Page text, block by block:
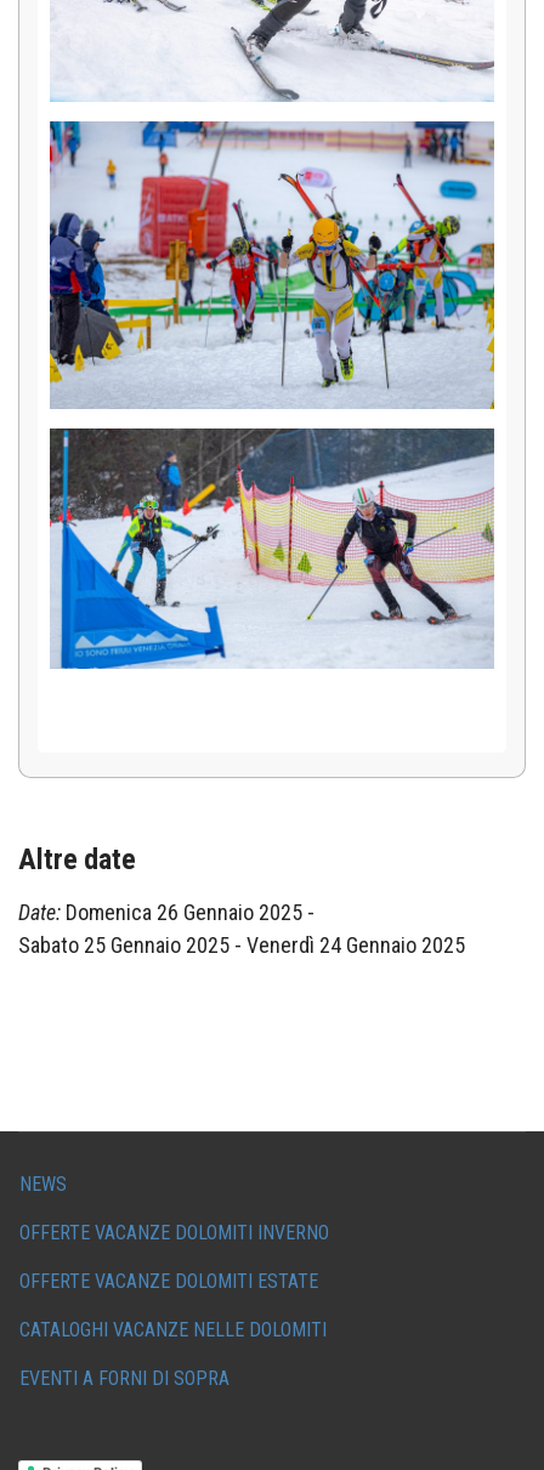
Altre date
Date: Domenica 26 Gennaio 2025 -
Sabato 25 Gennaio 2025 - Venerdì 24 Gennaio 2025
NEWS
OFFERTE VACANZE DOLOMITI INVERNO
OFFERTE VACANZE DOLOMITI ESTATE
CATALOGHI VACANZE NELLE DOLOMITI
EVENTI A FORNI DI SOPRA